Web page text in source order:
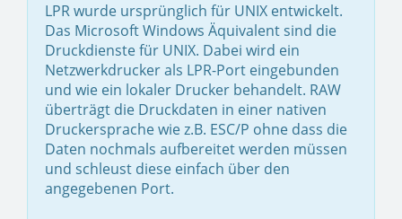
LPR wurde ursprünglich für UNIX entwickelt.
Das Microsoft Windows Äquivalent sind die
Druckdienste für UNIX. Dabei wird ein
Netzwerkdrucker als LPR-Port eingebunden
und wie ein lokaler Drucker behandelt. RAW
überträgt die Druckdaten in einer nativen
Druckersprache wie z.B. ESC/P ohne dass die
Daten nochmals aufbereitet werden müssen
und schleust diese einfach über den
angegebenen Port.